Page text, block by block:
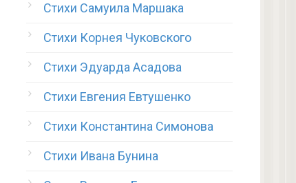
Стихи Самуила Маршака
Стихи Корнея Чуковского
Стихи Эдуарда Асадова
Стихи Евгения Евтушенко
Стихи Константина Симонова
Стихи Ивана Бунина